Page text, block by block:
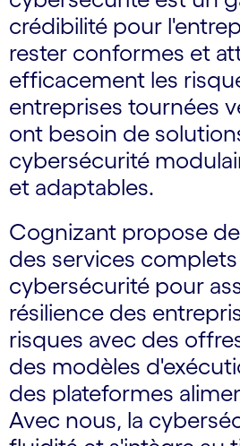
crédibilité pour
rester conformes et
efficacement les
entreprises tournées
ont besoin de
cybersécurité
et adaptables.
Cognizant propose
des services
cybersécurité pour
résilience des
risques avec des
des modèles
des plateformes
Avec nous, la